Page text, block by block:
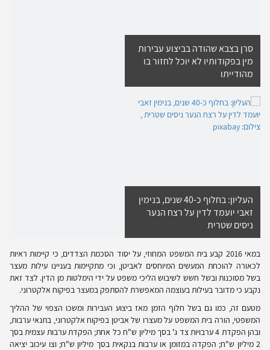
סרן בצבא שהודה בביצוע עבירות
מין בפקודותיו לא יוכל לחזור בו
מהודייתו
העליון: בחלוף כ-40 שנים, בנימין
זאבי יועמד לדין על רצח הנער
ניסים שטרית
במאי 2016 קבע בית המשפט המחוזי, על יסוד הסכמת הצדדים, כי קיימות ראיות
לכאורה להוכחת המעשים המיוחסים לאביטן, וכי מתקיימות בעניינו עילות מעצר
בשל מסוכנות ובשל חשש לשיבוש הליכי משפט על ידי הימלטות מן הדין. לצד זאת
נקבע כי מדובר בעילות בעוצמה המאפשרת להסתפק במעצר בפיקוח אלקטרוני.
מטעם זה, כמו גם בשל חלוף הזמן מאז ביצוע העבירות ומשכו הצפוי של ההליך
המשפטי, הורה בית המשפט על מעצרו של אביטן בפיקוח אלקטרוני, בתנאי ערבות,
ובהן הפקדת 4 ערבויות צד ג' בסך מיליון ש"ח כל אחת; הפקדת ערבות עצמית בסך
2 מיליון ש"ח; הפקדה במזומן או ערבות בנקאית בסך מיליון ש"ח; וצו עיכוב יציאה